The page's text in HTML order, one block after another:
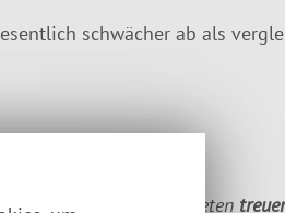
schwächer ab als
den Jahren gezeichneten